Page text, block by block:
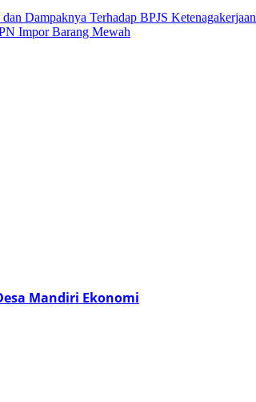
Dampaknya Terhadap BPJS Ketenagakerjaan
Impor Barang Mewah
Mandiri Ekonomi